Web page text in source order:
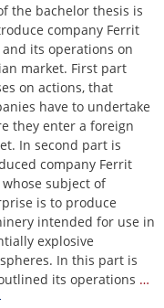
the bachelor thesis is
company Ferrit
and its operations on
market. First part
on actions, that
have to undertake
they enter a foreign
In second part is
company Ferrit
subject of
is to produce
intended for use in
explosive
In this part is
its operations …